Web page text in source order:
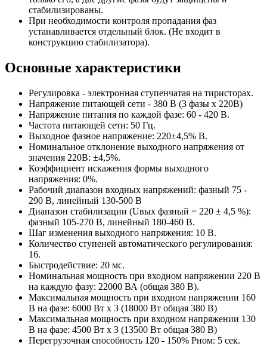
стабилизированы.
При необходимости контроля пропадания фаз
устанавливается отдельный блок. (Не входит в
конструкцию стабилизатора).
Основные характеристики
Регулировка - электронная ступенчатая на тиристорах.
Напряжение питающей сети - 380 В (3 фазы х 220В)
Напряжение питания по каждой фазе: 60 - 420 В.
Частота питающей сети: 50 Гц.
Выходное фазное напряжение: 220±4,5% В.
Номинальное отклонение выходного напряжения от
значения 220В: ±4,5%.
Коэффициент искажения формы выходного
напряжения: 0%.
Рабочий диапазон входных напряжений: фазный 75 -
290 В, линейный 130-500 В
Диапазон стабилизации (Uвых фазный = 220 ± 4,5 %):
фазный 105-270 В, линейный 180-460 В.
Шаг изменения выходного напряжения: 10 В.
Количество ступеней автоматического регулирования:
16.
Быстродействие: 20 мс.
Номинальная мощность при входном напряжении 220 В
на каждую фазу: 22000 ВА (общая 380 В).
Максимальная мощность при входном напряжении 160
В на фазе: 6000 Вт х 3 (18000 Вт общая 380 В)
Максимальная мощность при входном напряжении 130
В на фазе: 4500 Вт х 3 (13500 Вт общая 380 В)
Перегрузочная способность 120 - 150% Pном: 5 сек.